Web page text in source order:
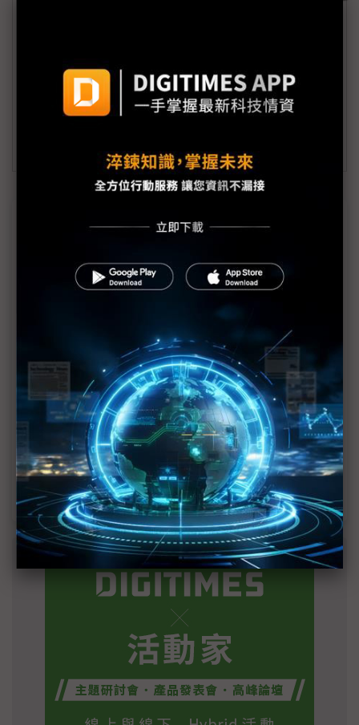
member@digitimes.com
(一個工作日內將回覆您的來信)
MLCC訂單過熱、出貨比創高 村田示警全球AI基
建熱潮將趨緩
2027全年記憶體產能提前售罄 買家「祕而不
英特爾EMIB良率達標 聯發科第2代ASIC產品
2028準時量產
SpaceX晶片採購大轉向 Elon Musk捨超微全面
採用NVIDIA
光進銅退更明確？ 聯發科估SerDes 448G為銅
線「最終戰場」